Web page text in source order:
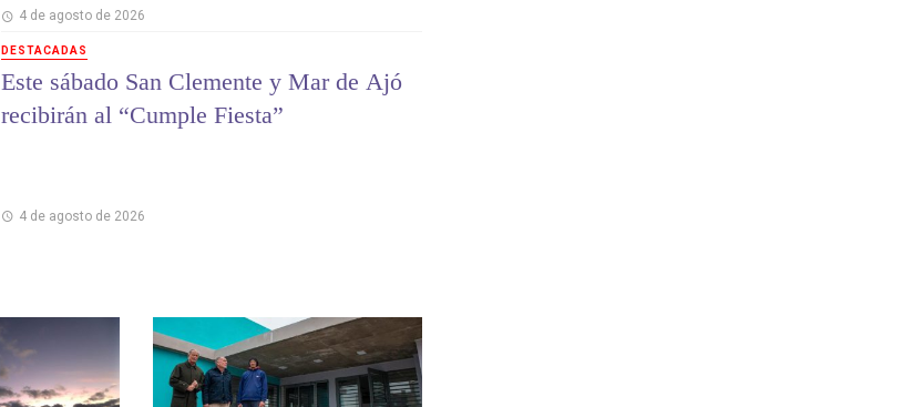
4 de agosto de 2026
DESTACADAS
Este sábado San Clemente y Mar de Ajó
recibirán al “Cumple Fiesta”
4 de agosto de 2026